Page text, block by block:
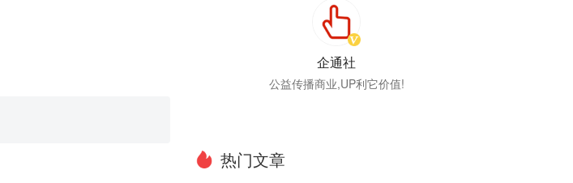
企通社
公益传播商业,UP利它价值!
热门文章